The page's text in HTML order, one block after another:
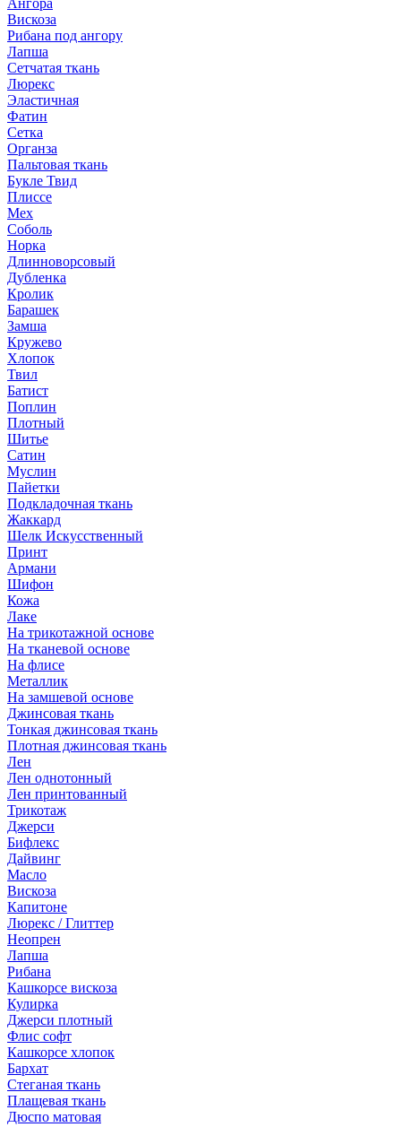
Ангора
Вискоза
Рибана под ангору
Лапша
Сетчатая ткань
Люрекс
Эластичная
Фатин
Сетка
Органза
Пальтовая ткань
Букле Твид
Плиссе
Мех
Соболь
Норка
Длинноворсовый
Дубленка
Кролик
Барашек
Замша
Кружево
Хлопок
Твил
Батист
Поплин
Плотный
Шитье
Сатин
Муслин
Пайетки
Подкладочная ткань
Жаккард
Шелк Искусственный
Принт
Армани
Шифон
Кожа
Лаке
На трикотажной основе
На тканевой основе
На флисе
Металлик
На замшевой основе
Джинсовая ткань
Тонкая джинсовая ткань
Плотная джинсовая ткань
Лен
Лен однотонный
Лен принтованный
Трикотаж
Джерси
Бифлекс
Дайвинг
Масло
Вискоза
Капитоне
Люрекс / Глиттер
Неопрен
Лапша
Рибана
Кашкорсе вискоза
Кулирка
Джерси плотный
Флис софт
Кашкорсе хлопок
Бархат
Стеганая ткань
Плащевая ткань
Дюспо матовая